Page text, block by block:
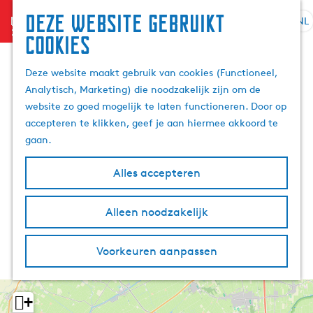
Deze website gebruikt
cookies
Deze website maakt gebruik van cookies (Functioneel,
Analytisch, Marketing) die noodzakelijk zijn om de
website zo goed mogelijk te laten functioneren. Door op
accepteren te klikken, geef je aan hiermee akkoord te
gaan.
Alles accepteren
Alleen noodzakelijk
Voorkeuren aanpassen
menu
G
a
n
a
a
r
e
o
e
e
e
S
i
d
NL
+